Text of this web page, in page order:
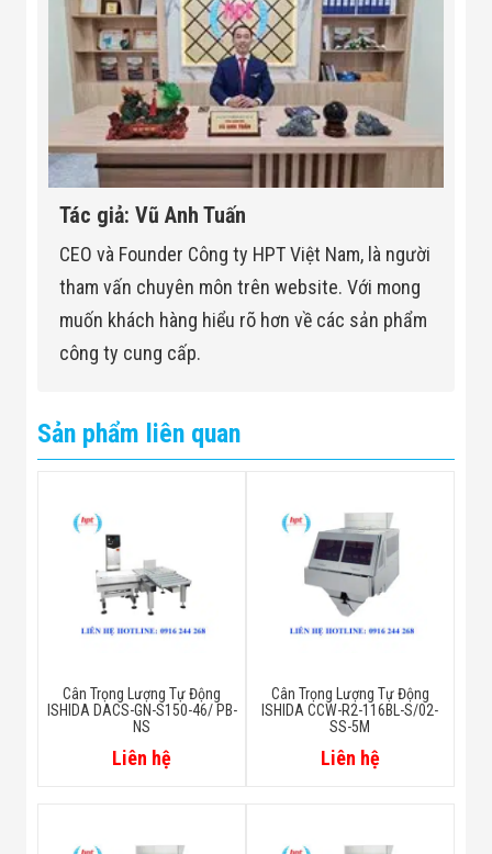
Tác giả: Vũ Anh Tuấn
CEO và Founder Công ty HPT Việt Nam, là người
tham vấn chuyên môn trên website. Với mong
muốn khách hàng hiểu rõ hơn về các sản phẩm
công ty cung cấp.
Sản phẩm liên quan
Cân Trọng Lượng Tự Động
ISHIDA DACS-GN-S150-46/ PB-
NS
Liên hệ
Cân Trọng Lượng Tự Động
ISHIDA CCW-R2-116BL-S/02-
SS-5M
Liên hệ